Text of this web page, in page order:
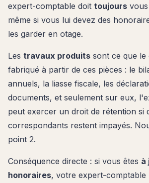
expert-comptable doit toujours
même si vous lui devez des
les garder en otage.
Les travaux produits sont ce que le
fabriqué à partir de ces pièces : le
annuels, la liasse fiscale, les
documents, et seulement sur eux,
peut exercer un droit de rétention si
correspondants restent impayés.
point 2.
Conséquence directe : si vous êtes à
honoraires, votre expert-